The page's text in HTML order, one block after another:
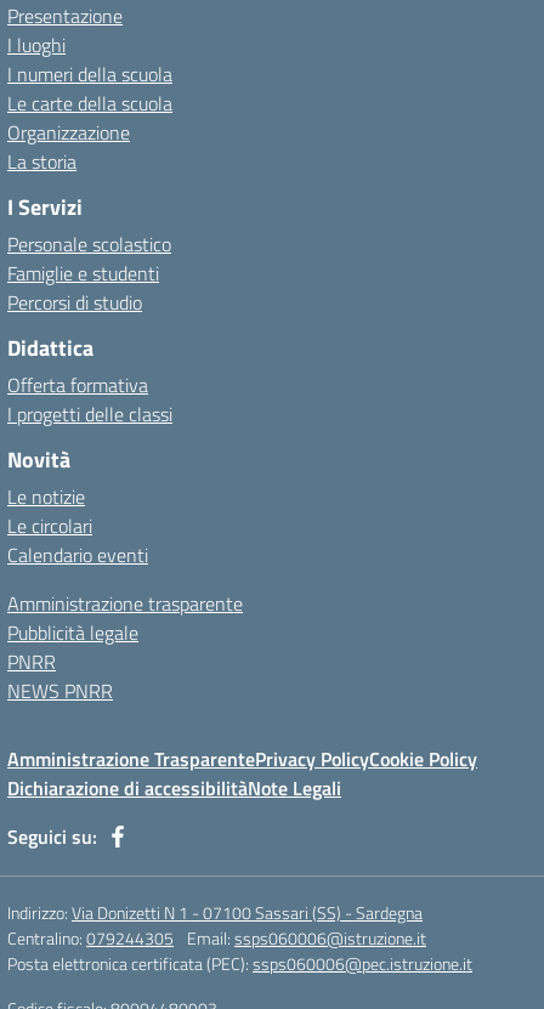
Presentazione
I luoghi
I numeri della scuola
Le carte della scuola
Organizzazione
La storia
I Servizi
Personale scolastico
Famiglie e studenti
Percorsi di studio
Didattica
Offerta formativa
I progetti delle classi
Novità
Le notizie
Le circolari
Calendario eventi
Amministrazione trasparente
Pubblicità legale
PNRR
NEWS PNRR
Amministrazione TrasparentePrivacy PolicyCookie Policy
Dichiarazione di accessibilitàNote Legali
Seguici su:
Indirizzo:Via Donizetti N 1 - 07100 Sassari (SS) - Sardegna
Centralino:079244305 Email:ssps060006@istruzione.it
Posta elettronica certificata (PEC):ssps060006@pec.istruzione.it